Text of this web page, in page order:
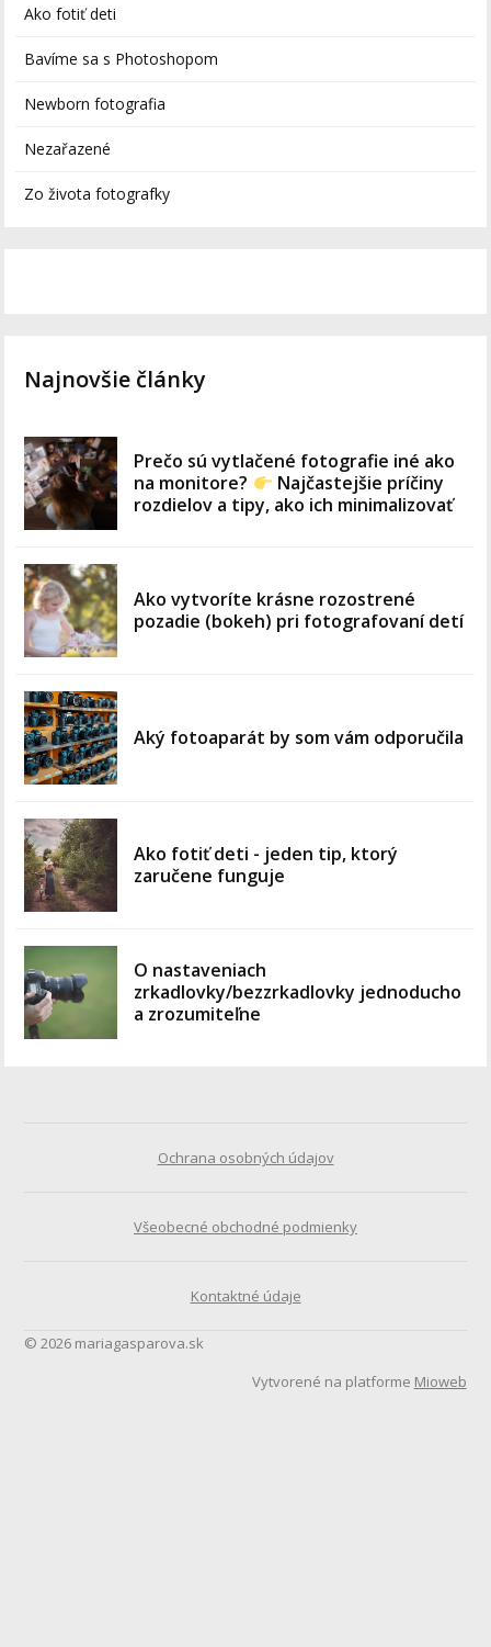
Ako fotiť deti
Bavíme sa s Photoshopom
Newborn fotografia
Nezařazené
Zo života fotografky
Najnovšie články
Prečo sú vytlačené fotografie iné ako
na monitore?
Najčastejšie príčiny
rozdielov a tipy, ako ich minimalizovať
Ako vytvoríte krásne rozostrené
pozadie (bokeh) pri fotografovaní detí
Aký fotoaparát by som vám odporučila
Ako fotiť deti - jeden tip, ktorý
zaručene funguje
O nastaveniach
zrkadlovky/bezzrkadlovky jednoducho
a zrozumiteľne
Ochrana osobných údajov
Všeobecné obchodné podmienky
Kontaktné údaje
© 2026 mariagasparova.sk
Vytvorené na platforme Mioweb